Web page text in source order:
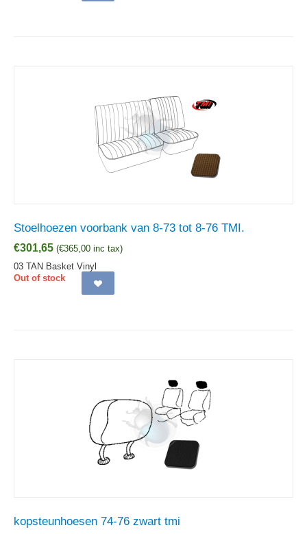
Stoelhoezen voorbank van 8-73 tot 8-76 TMI.
€301,65 (€365,00 inc tax)
03 TAN Basket Vinyl
Out of stock
kopsteunhoesen 74-76 zwart tmi